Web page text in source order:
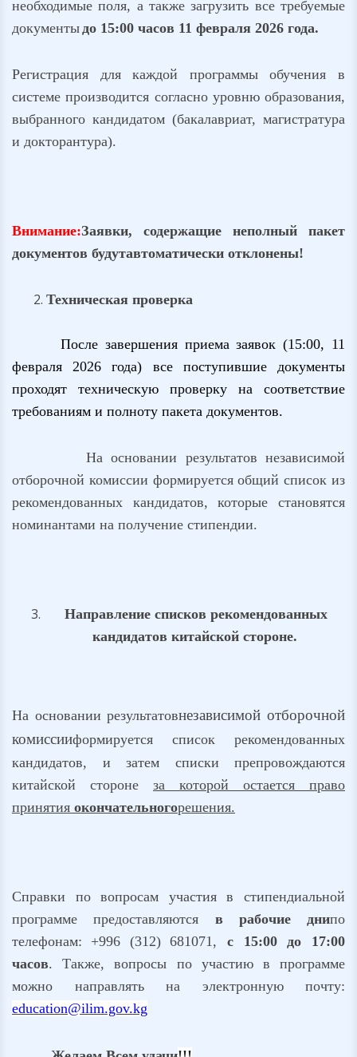
необходимые поля, а также загрузить все требуемые
документыдо 15:00 часов 11 февраля 2026 года.
Регистрация для каждой программы обучения в
системе производится согласно уровню образования,
выбранного кандидатом (бакалавриат, магистратура
и докторантура).
Внимание:Заявки, содержащие неполный пакет
документов будутавтоматически отклонены!
Техническая проверка
После завершения приема заявок (15:00, 11
февраля 2026 года) все поступившие документы
проходят техническую проверку на соответствие
требованиям и полноту пакета документов.
На основании результатов независимой
отборочной комиссии формируется общий список из
рекомендованных кандидатов, которые становятся
номинантами на получение стипендии.
Направление списков рекомендованных
кандидатов китайской стороне.
На основании результатовнезависимой отборочной
комиссииформируется список рекомендованных
кандидатов, и затем списки препровождаются
китайской стороне за которой остается право
принятия окончательногорешения.
Справки по вопросам участия в стипендиальной
программе предоставляются в рабочие днипо
телефонам:
+996 (312) 681071, с 15:00 до 17:00
часов. Также, вопросы по участию в программе
можно направлять на электронную почту:
education@ilim.gov.kg